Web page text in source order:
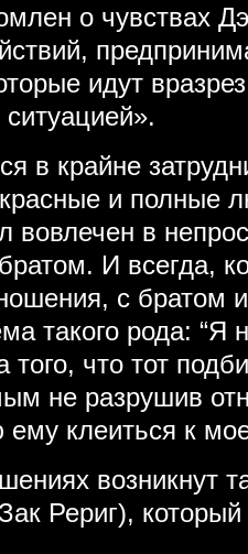
о чувствах
идут
в крайне
и полные
вовлечен в
И всегда,
с братом
такого рода: “Я
того, что тот
не разрушив
ему клеиться к
возникнут
Рериг),